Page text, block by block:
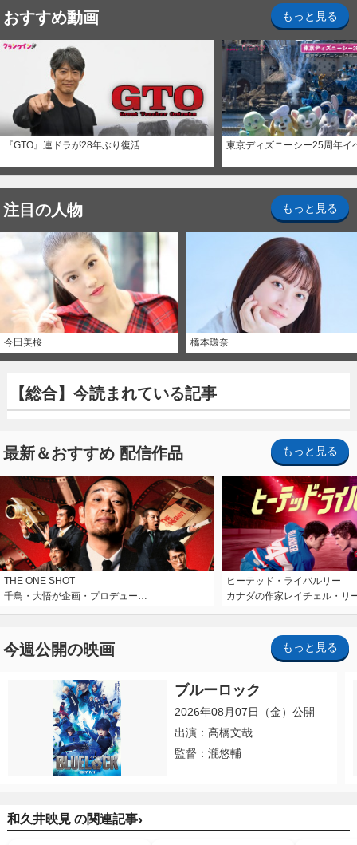
おすすめ動画 もっと見る
『GTO』連ドラが28年ぶり復活 東京ディズニーシー25周年イ
注目の人物 もっと見る
今田美桜 橋本環奈
【総合】今読まれている記事
最新＆おすすめ 配信作品 もっと見る
THE ONE SHOT
千鳥・大悟が企画・プロデュー…
ヒーテッド・ライバルリー
カナダの作家レイチェル・リ
今週公開の映画 もっと見る
ブルーロック
2026年08月07日（金）公開
出演：高橋文哉
監督：瀧悠輔
和久井映見 の関連記事›